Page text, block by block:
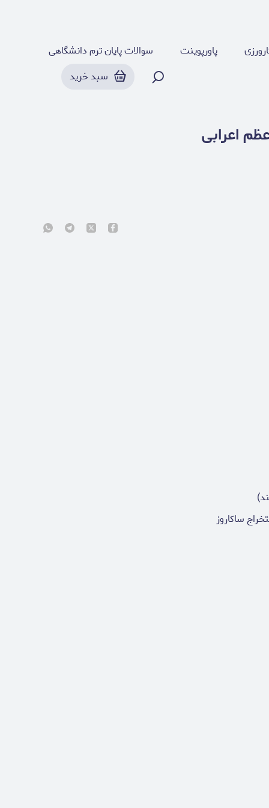
پاورپوینت
سوالات پایان ترم دانشگاهی
سبد خرید
اعرابی
ساکاروز